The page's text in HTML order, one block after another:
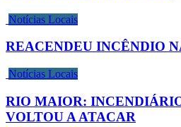
Notícias Locais
REACENDEU INCÊNDIO
Notícias Locais
RIO MAIOR:
VOLTOU A ATACAR